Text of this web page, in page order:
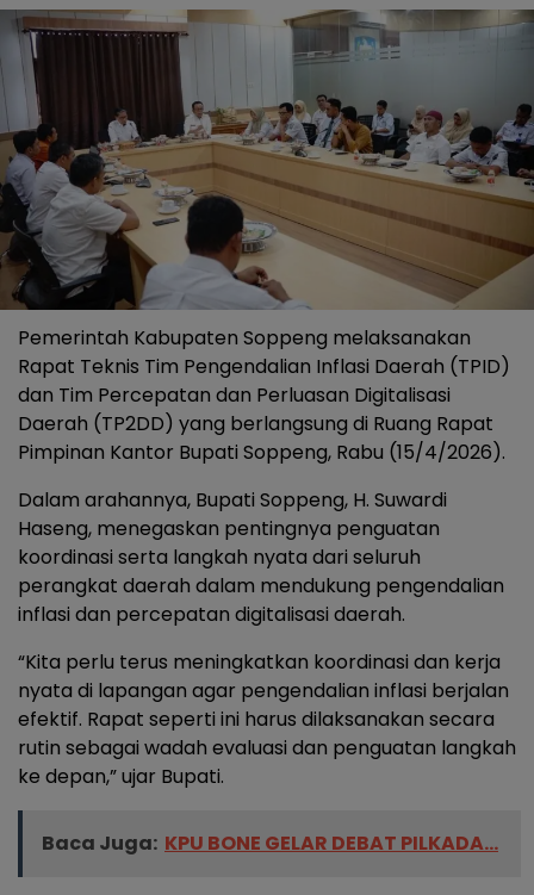
Pemerintah Kabupaten Soppeng melaksanakan
Rapat Teknis Tim Pengendalian Inflasi Daerah (TPID)
dan Tim Percepatan dan Perluasan Digitalisasi
Daerah (TP2DD) yang berlangsung di Ruang Rapat
Pimpinan Kantor Bupati Soppeng, Rabu (15/4/2026).
Dalam arahannya, Bupati Soppeng, H. Suwardi
Haseng, menegaskan pentingnya penguatan
koordinasi serta langkah nyata dari seluruh
perangkat daerah dalam mendukung pengendalian
inflasi dan percepatan digitalisasi daerah.
“Kita perlu terus meningkatkan koordinasi dan kerja
nyata di lapangan agar pengendalian inflasi berjalan
efektif. Rapat seperti ini harus dilaksanakan secara
rutin sebagai wadah evaluasi dan penguatan langkah
ke depan,” ujar Bupati.
Baca Juga: KPU BONE GELAR DEBAT PILKADA...